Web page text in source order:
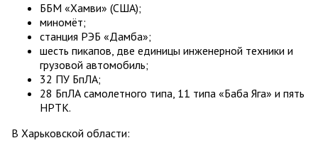
ББМ «Хамви» (США);
миномёт;
станция РЭБ «Дамба»;
шесть пикапов, две единицы инженерной техники и
грузовой автомобиль;
32 ПУ БпЛА;
28 БпЛА самолетного типа, 11 типа «Баба Яга» и пять
НРТК.
В Харьковской области: